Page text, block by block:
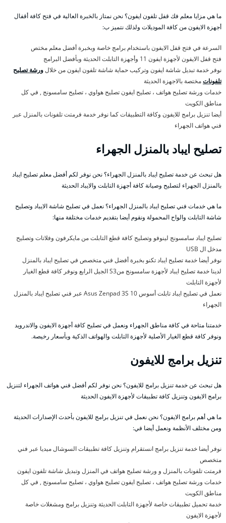
ما هي مزايا معلم فك قفل تلفون ايفون؟ نحن نمتاز بالخبرة العالية في فتح كافة أقفال
أجهزة الايفون من كافة الموديلات ولذلك نتميز ب:
السرعة في فتح قفل الايفون باستخدام برامج خاصة وبخبرة أفضل معلم مختص
فتح قفل الايفون لأجهزة ايفون 11 وأجهزة التابلت الحديثة وبأفضل البرامج
نوفر خدمة تبديل شاشة ايفون وتركيب حماية شاشة تلفون ايفون من خلالورشة تصليح
تلفوناتمختصة بالاجهزة الحديثة
خدمات ورشة تصليح هواتف ، تصليح ايفون تصليح هواوي ، تصليح سامسونج , في كل
مناطق الكويت
أيضا تنزيل برامج للايفون وكافة التطبيقات كما نوفر خدمة فرمتت تلفونات بالمنزل عبر
فني هواتف الجهراء
تصليح ايباد بالمنزل الجهراء
هل تبحث عن خدمة تصليح ايباد بالمنزل الجهراء؟ نحن نوفر لكم أفضل معلم تصليح ايباد
بالمنزل الجهراء لتصليح وصيانة كافة أجهزة التابلت والايباد الحديثة
ما هي خدمات فني تصليح ايباد بالمنزل الجهراء؟ نعمل في تصليح شاشة الايباد وتصليح
شاشة التابلت والواح المحمولة ونقوم أيضا بتقديم خدمات مختلفة منها:
تصليح ايباد سامسونج لينوفو وتصليح كافة قطع التابلت من مايكرفون وفلاتات وتصليح
مدخل ال USB
نوفر أيضا خدمة تصليح ايباد تكنو بخبرة أفضل فني متخصص في تصليح ايباد بالمنزل
لدينا خدمة تصليح ايباد لأجهزة سامسونج منS3 الجيل الرابع ونوفر كافة قطع الغيار
لأجهزة التابلت
نعمل في تصليح ايباد تابلت أسوس Asus Zenpad 3S 10 عبر فني تصليح ايباد بالمنزل
الجهراء
خدمتنا متاحة في كافة مناطق الجهراء ونعمل في تصليح كافة أجهزة الايفون والاندرويد
ونوفر كافة قطع الغيار الأصلية لأجهزة التابلت والهواتف الذكية وبأسعار رخيصة.
تنزيل برامج للايفون
هل تبحث عن خدمة تنزيل برامج للايفون؟ نحن نوفر لكم أفضل فني هواتف الجهراء لتنزيل
برامج الايفون وتنزيل كافة تطبيقات لأجهزة الايفون الحديثة
ما هي أهم برامج الايفون؟ نحن نعمل في تنزيل برامج للايفون بأحدث الإصدارات الحديثة
ومن مختلف الأنظمة ونعمل أيضا في:
نوفر أيضا خدمة تنزيل برامج انستقرام وتنزيل كافة تطبيقات السوشال ميديا عبر فني
متخصص
فرمتت تلفونات بالمنزل و ورشة تصليح هواتف في المنزل وتبديل شاشة تلفون ايفون
خدمات ورشة تصليح هواتف ، تصليح ايفون تصليح هواوي ، تصليح سامسونج , في كل
مناطق الكويت
خدمة تحميل تطبيقات خاصة لأجهزة التابلت الحديثة وتنزيل برامج ومشغلات خاصة
لأجهزة الايفون